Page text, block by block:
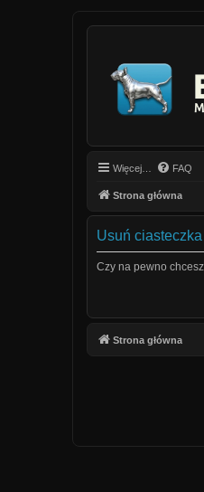
Więcej… FAQ
Strona główna
Usuń
Czy na pewno
Strona główna